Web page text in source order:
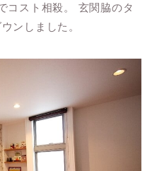
コスト相殺。 玄関脇のタ
ンしました。